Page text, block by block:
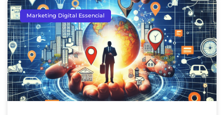
Marketing Digital Essencial